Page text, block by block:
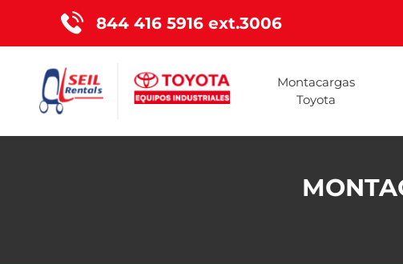
844 416 5916 ext.3006
Montacargas
Toyota